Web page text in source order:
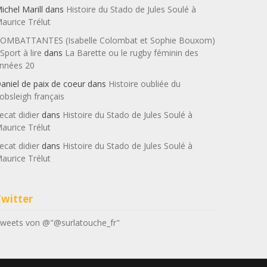
Marill dans Histoire du Stado de Jules Soulé à
Trélut
(Isabelle Colombat et Sophie Bouxom)
à lire dans La Barette ou le rugby féminin des
20
de paix de coeur dans Histoire oubliée du
français
didier dans Histoire du Stado de Jules Soulé à
Trélut
didier dans Histoire du Stado de Jules Soulé à
Trélut
von @"@surlatouche_fr"